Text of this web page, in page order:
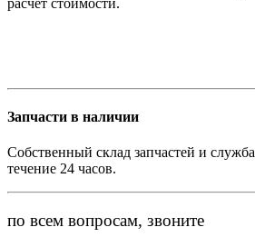
Запчасти в наличии
Собственный склад запчастей и
течение 24 часов.
по всем вопросам, звоните